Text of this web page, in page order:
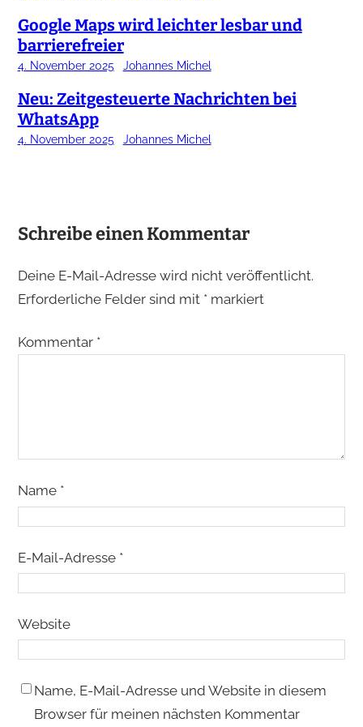
Google Maps wird leichter lesbar und
barrierefreier
4. November 2025 Johannes Michel
Neu: Zeitgesteuerte Nachrichten bei
WhatsApp
4. November 2025 Johannes Michel
Schreibe einen Kommentar
Deine E-Mail-Adresse wird nicht veröffentlicht.
Erforderliche Felder sind mit *markiert
Kommentar *
Name *
E-Mail-Adresse *
Website
Name, E-Mail-Adresse und Website in diesem
Browser für meinen nächsten Kommentar